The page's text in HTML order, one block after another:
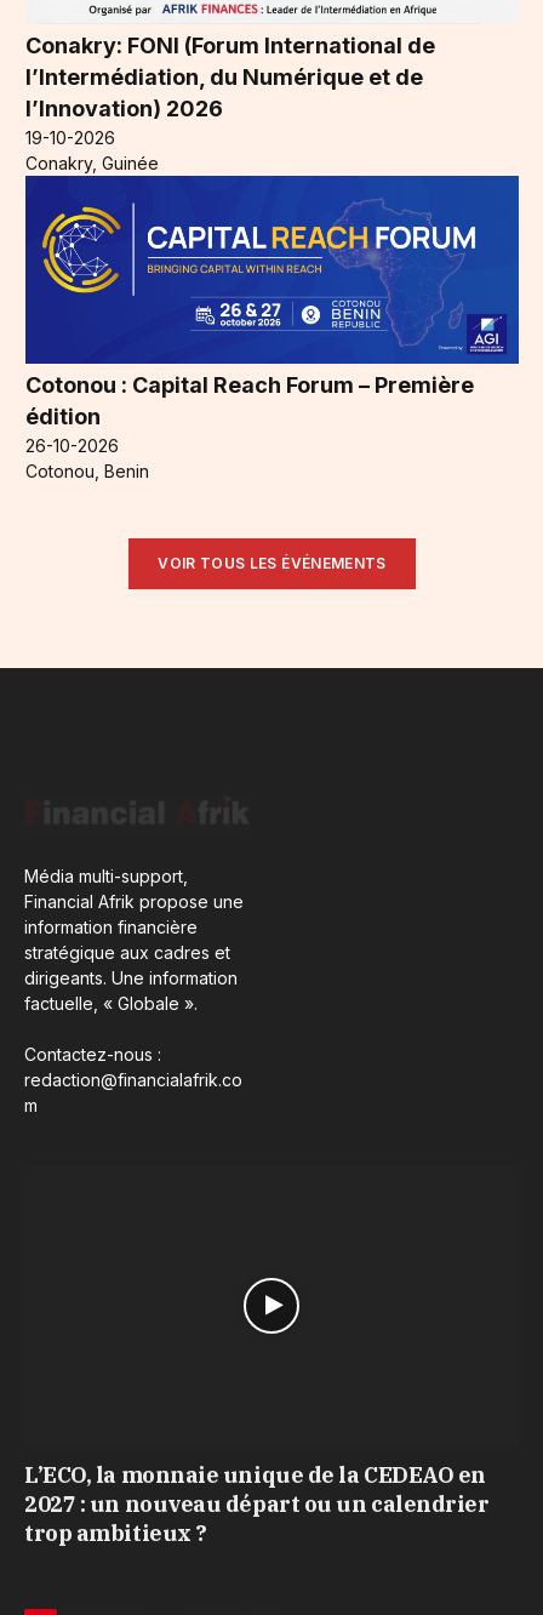
Conakry: FONI (Forum International de
l’Intermédiation, du Numérique et de
l’Innovation) 2026
19-10-2026
Conakry, Guinée
Cotonou : Capital Reach Forum – Première
édition
26-10-2026
Cotonou, Benin
VOIR TOUS LES ÉVÉNEMENTS
Média multi-support,
Financial Afrik propose une
information financière
stratégique aux cadres et
dirigeants. Une information
factuelle, « Globale ».
Contactez-nous :
redaction@financialafrik.co
m
L’ECO, la monnaie unique de la CEDEAO en
2027 : un nouveau départ ou un calendrier
trop ambitieux ?